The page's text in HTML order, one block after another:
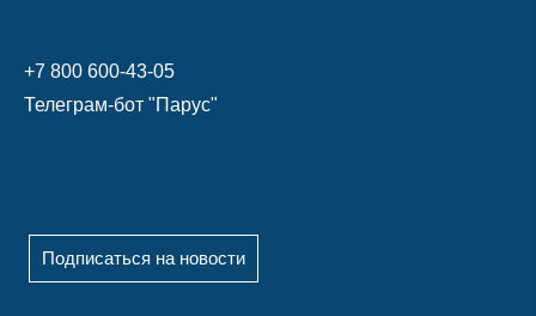
Подписаться на новости
+7 800 600-43-05
Телеграм-бот "Парус"